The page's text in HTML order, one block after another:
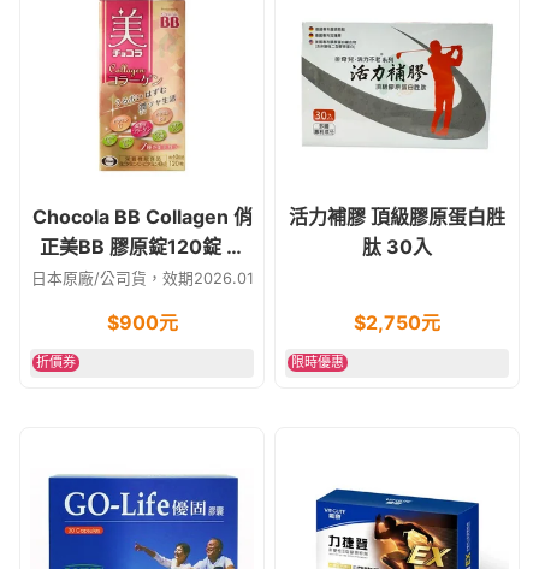
Chocola BB Collagen 俏
正美BB 膠原錠120錠 膠
原蛋白
日本原廠/公司貨，效期2026.01
$900元
折價券
活力補膠 頂級膠原蛋白胜
肽 30入
$2,750元
限時優惠